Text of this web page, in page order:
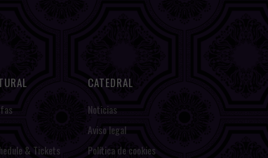
& Tickets
CATEDRAL
Noticias
Aviso legal
Política de cookies